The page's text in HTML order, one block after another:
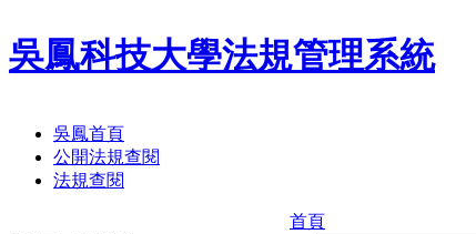
吳鳳科技大學法規管理系統
吳鳳首頁
公開法規查閱
法規查閱
首頁